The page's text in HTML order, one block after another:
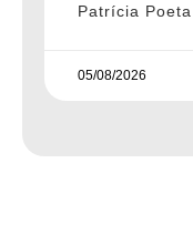
Patrícia Poeta
05/08/2026